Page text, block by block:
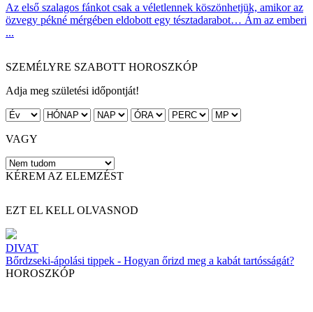
Az első szalagos fánkot csak a véletlennek köszönhetjük, amikor az
özvegy pékné mérgében eldobott egy tésztadarabot… Ám az emberi
...
SZEMÉLYRE SZABOTT HOROSZKÓP
Adja meg születési időpontját!
VAGY
KÉREM AZ ELEMZÉST
EZT EL KELL OLVASNOD
DIVAT
Bőrdzseki-ápolási tippek - Hogyan őrizd meg a kabát tartósságát?
HOROSZKÓP